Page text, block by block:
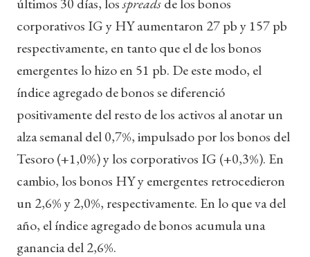
corporativos IG y HY aumentaron 27 pb y 157 pb
respectivamente, en tanto que el de los bonos
emergentes lo hizo en 51 pb. De este modo, el
índice agregado de bonos se diferenció
positivamente del resto de los activos al anotar un
alza semanal del 0,7%, impulsado por los bonos del
Tesoro (+1,0%) y los corporativos IG (+0,3%). En
cambio, los bonos HY y emergentes retrocedieron
un 2,6% y 2,0%, respectivamente. En lo que va del
año, el índice agregado de bonos acumula una
ganancia del 2,6%.